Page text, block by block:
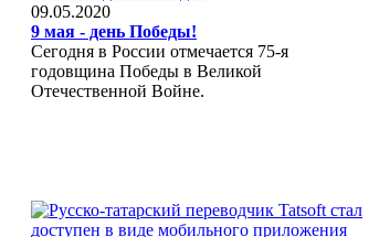
09.05.2020
9 мая - день Победы!
Сегодня в России отмечается 75-я
годовщина Победы в Великой
Отечественной Войне.